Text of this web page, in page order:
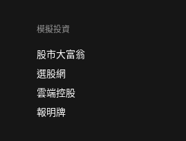
模擬投資
股市大富翁
選股網
雲端控股
報明牌